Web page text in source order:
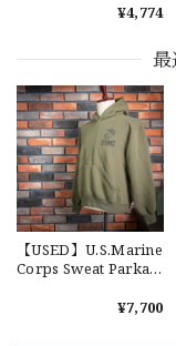
DSA
2026/
なかなか見つから
うございました！
2026/
"YARMOUTH" ラルフ
袖 ボタンダウンシャ
¥4,774
【USED】U.S.Marine
Corps Sweat Parka
兵隊 スウェットパー
¥7,700